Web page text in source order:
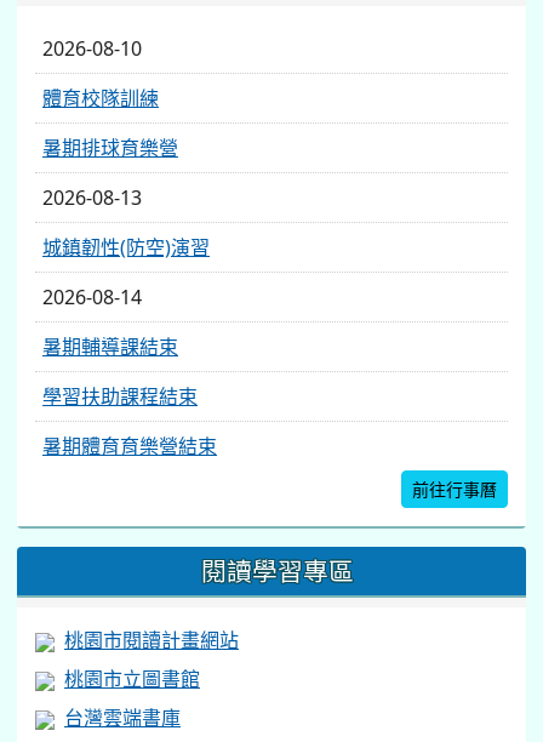
2026-08-10
體育校隊訓練
暑期排球育樂營
2026-08-13
城鎮韌性(防空)演習
2026-08-14
暑期輔導課結束
學習扶助課程結束
暑期體育育樂營結束
前往行事曆
閱讀學習專區
桃園市閱讀計畫網站
桃園市立圖書館
台灣雲端書庫